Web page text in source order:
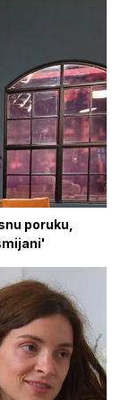
poruku,